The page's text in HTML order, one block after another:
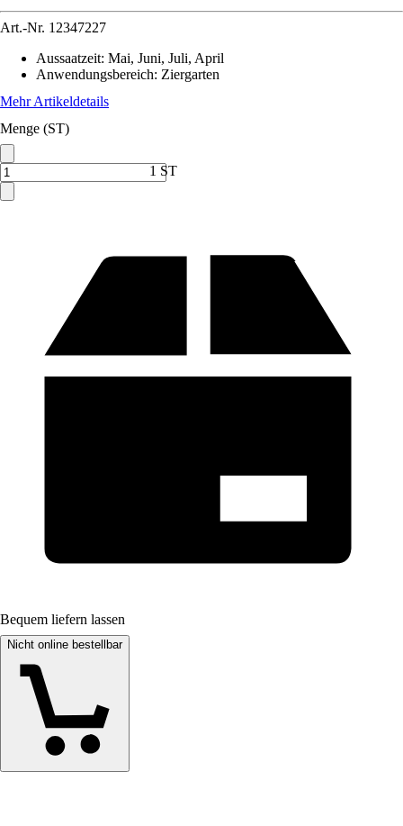
Art.-Nr. 12347227
Aussaatzeit: Mai, Juni, Juli, April
Anwendungsbereich: Ziergarten
Mehr Artikeldetails
Menge (ST)
1 ST
Bequem liefern lassen
Nicht online bestellbar